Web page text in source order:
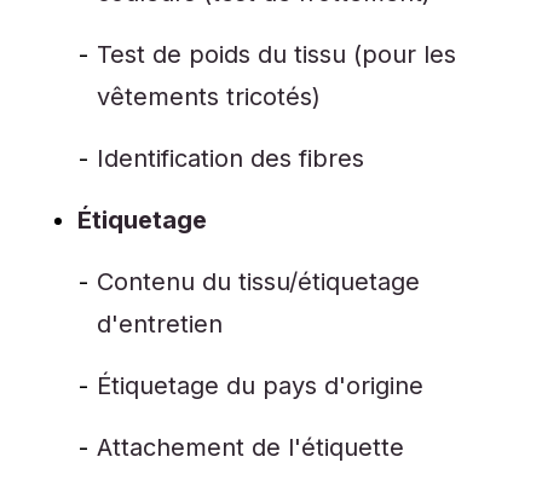
Test de poids du tissu (pour les
vêtements tricotés)
Identification des fibres
Étiquetage
Contenu du tissu/étiquetage
d'entretien
Étiquetage du pays d'origine
Attachement de l'étiquette